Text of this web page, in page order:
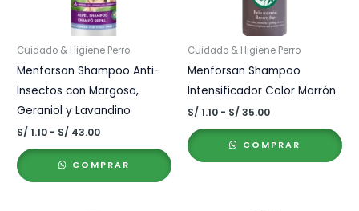
Cuidado & Higiene Perro
Menforsan Shampoo Anti-
Insectos con Margosa,
Geraniol y Lavandino
S/ 1.10 - S/ 43.00Rango
desde
S/ 1.10
COMPRAR
Cuidado & Higiene Perro
Menforsan Shampoo
Intensificador Color Marrón
S/ 1.10 - S/ 35.00Rango
desde
S/ 1.10
COMPRAR